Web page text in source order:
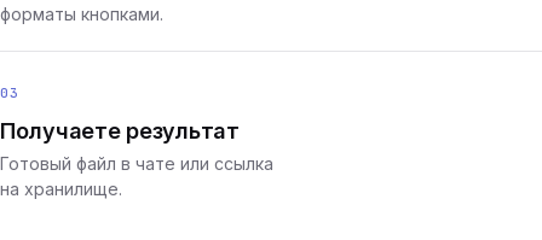
форматы кнопками.
03
Получаете результат
Готовый файл в чате или ссылка
на хранилище.